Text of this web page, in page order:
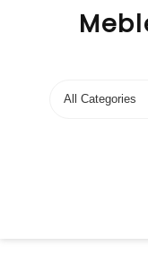
Search